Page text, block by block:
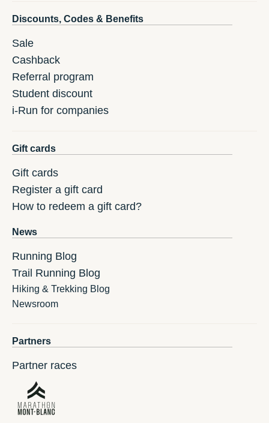
Discounts, Codes & Benefits
Sale
Cashback
Referral program
Student discount
i-Run for companies
Gift cards
Gift cards
Register a gift card
How to redeem a gift card?
News
Running Blog
Trail Running Blog
Hiking & Trekking Blog
Newsroom
Partners
Partner races